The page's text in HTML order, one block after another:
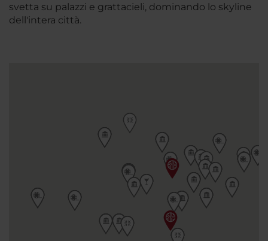
svetta su palazzi e grattacieli, dominando lo skyline
dell'intera città.